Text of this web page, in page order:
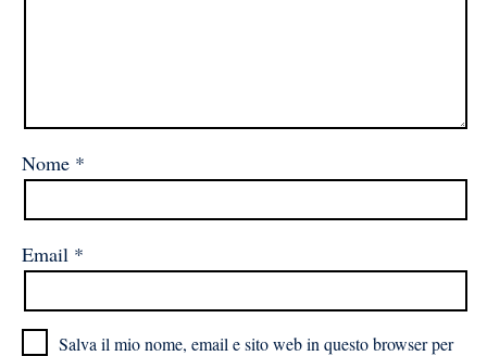
Nome *
Email *
Salva il mio nome, email e sito web in questo browser per